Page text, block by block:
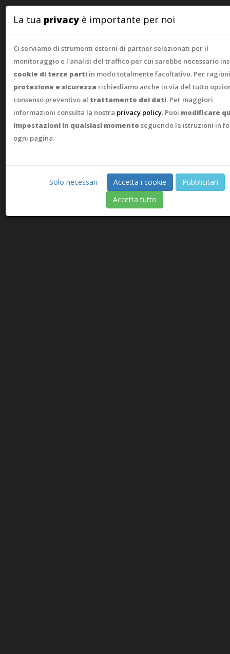
WebAsk
La tua privacy è importante per noi
Ci serviamo di strumenti esterni di partner selezionati per il
monitoraggio e l'analisi del traffico per cui sarebbe necessario
cookie di terze parti in modo totalmente facoltativo. Per
protezione e sicurezza richiediamo anche in via del tutto
consenso preventivo al trattamento dei dati. Per maggiori
informazioni consulta la nostra privacy policy. Puoi modificare
impostazioni in qualsiasi momento seguendo le istruzioni in
ogni pagina.
Solo necessari Accetta i cookie
Pubblicitari
Accetta tutto